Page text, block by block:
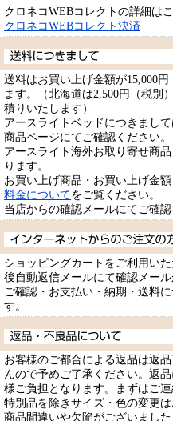
クロネコWEBコレクトの詳細は
クロネコWEBコレクト決済
送料はお買い上げ金額が15,000
ます。（北海道は2,500円（税別
積りいたします）
アースライトベッドにつきまし
商品ページにてご確認ください。
アースライト海外お取り寄せ商
ります。
お買い上げ商品・お買い上げ金
料金についてをご覧ください。
当店からの確認メールにてご確認
ショッピングカートをご利用い
後自動返信メールにて確認メー
ご確認・お支払い・納期・送料
す。
お客様のご都合による返品は返
んので予めご了承ください。返
様ご負担となります。まずはご連
特別品を除きサイズ・色の変更
商品間違いや欠陥がございまし